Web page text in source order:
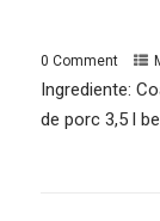
0 Comment
Ingrediente:
de porc 3,5 l